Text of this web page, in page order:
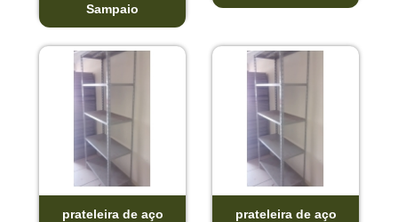
Sampaio
prateleira de aço
prateleira de aço